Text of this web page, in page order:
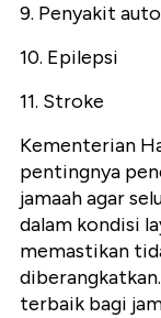
9. Penyakit
10. Epilepsi
11. Stroke
Kementerian
pentingnya
jamaah agar
dalam kondisi
memastikan
terbaik bagi